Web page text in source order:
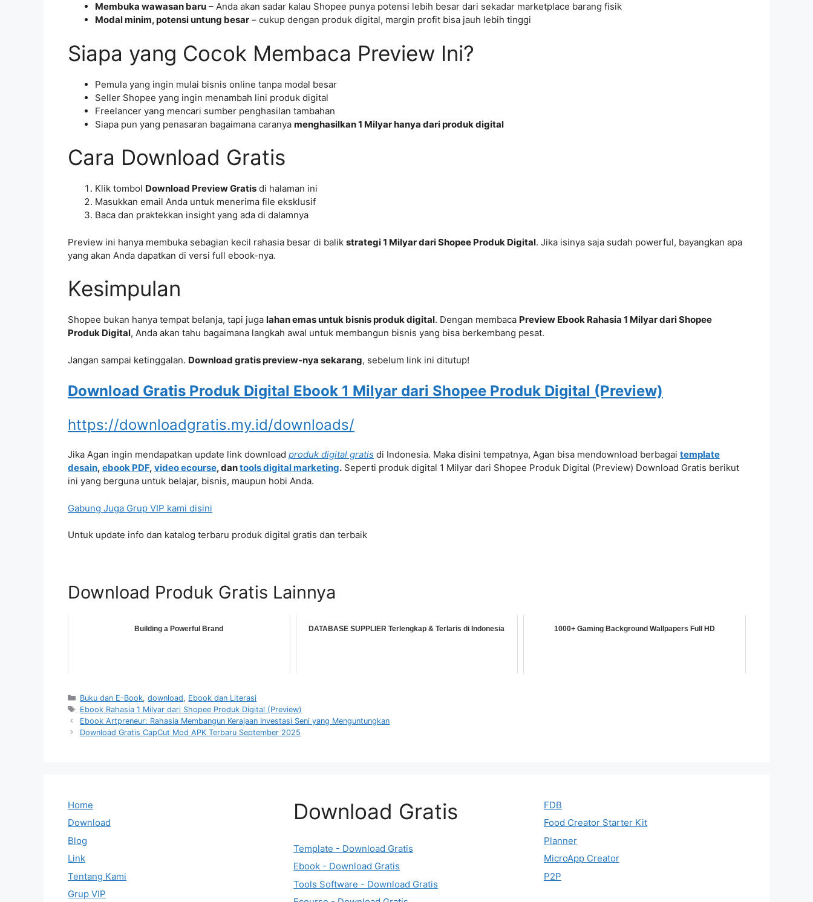
Membuka wawasan baru – Anda akan sadar kalau Shopee punya potensi lebih besar dari sekadar marketplace barang fisik
Modal minim, potensi untung besar – cukup dengan produk digital, margin profit bisa jauh lebih tinggi
Siapa yang Cocok Membaca Preview Ini?
Pemula yang ingin mulai bisnis online tanpa modal besar
Seller Shopee yang ingin menambah lini produk digital
Freelancer yang mencari sumber penghasilan tambahan
Siapa pun yang penasaran bagaimana caranya menghasilkan 1 Milyar hanya dari produk digital
Cara Download Gratis
Klik tombol Download Preview Gratis di halaman ini
Masukkan email Anda untuk menerima file eksklusif
Baca dan praktekkan insight yang ada di dalamnya
Preview ini hanya membuka sebagian kecil rahasia besar di balik strategi 1 Milyar dari Shopee Produk Digital. Jika isinya saja sudah powerful, bayangkan apa
yang akan Anda dapatkan di versi full ebook-nya.
Kesimpulan
Shopee bukan hanya tempat belanja, tapi juga lahan emas untuk bisnis produk digital. Dengan membaca Preview Ebook Rahasia 1 Milyar dari Shopee
Produk Digital, Anda akan tahu bagaimana langkah awal untuk membangun bisnis yang bisa berkembang pesat.
Jangan sampai ketinggalan. Download gratis preview-nya sekarang, sebelum link ini ditutup!
Download Gratis Produk Digital Ebook 1 Milyar dari Shopee Produk Digital (Preview)
https://downloadgratis.my.id/downloads/
Jika Agan ingin mendapatkan update link download produk digital gratis di Indonesia. Maka disini tempatnya, Agan bisa mendownload berbagai template
desain, ebook PDF, video ecourse, dantools digital marketing. Seperti produk digital 1 Milyar dari Shopee Produk Digital (Preview) Download Gratis berikut
ini yang berguna untuk belajar, bisnis, maupun hobi Anda.
Gabung Juga Grup VIP kami disini
Untuk update info dan katalog terbaru produk digital gratis dan terbaik
Download Produk Gratis Lainnya
Building a Powerful Brand DATABASE SUPPLIER Terlengkap & Terlaris di Indonesia 1000+ Gaming Background Wallpapers Full HD
Categories
Buku dan E-Book,download, Ebook dan Literasi
Tags
Ebook Rahasia 1 Milyar dari Shopee Produk Digital (Preview)
Ebook Artpreneur: Rahasia Membangun Kerajaan Investasi Seni yang Menguntungkan
Download Gratis CapCut Mod APK Terbaru September 2025
Home
Download
Blog
Link
Tentang Kami
Grup VIP
Download Gratis
Template - Download Gratis
Ebook - Download Gratis
Tools Software - Download Gratis
FDB
Food Creator Starter Kit
Planner
MicroApp Creator
P2P